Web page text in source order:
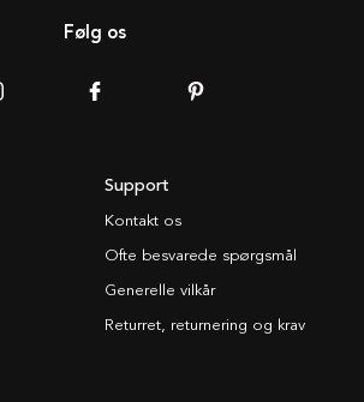
Følg os
Support
Kontakt os
Ofte besvarede spørgsmål
Generelle vilkår
Returret, returnering og krav